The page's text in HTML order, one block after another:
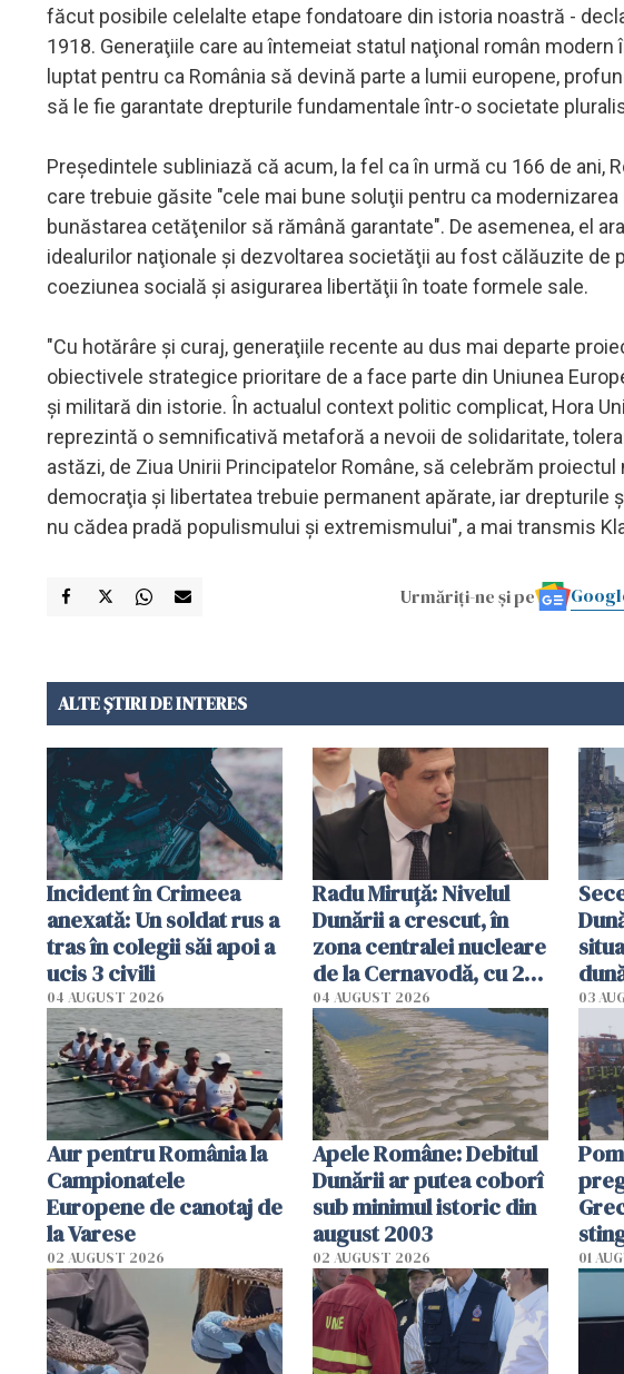
făcut posibile celelalte etape fondatoare din istoria noastră -
1918. Generaţiile care au întemeiat statul naţional român
luptat pentru ca România să devină parte a lumii europene,
să le fie garantate drepturile fundamentale într-o societate
Preşedintele subliniază că acum, la fel ca în urmă cu 166 de ani,
care trebuie găsite "cele mai bune soluţii pentru ca
bunăstarea cetăţenilor să rămână garantate". De asemenea, el
idealurilor naţionale şi dezvoltarea societăţii au fost călăuzite de
coeziunea socială şi asigurarea libertăţii în toate formele sale.
"Cu hotărâre şi curaj, generaţiile recente au dus mai departe
obiectivele strategice prioritare de a face parte din Uniunea
şi militară din istorie. În actualul context politic complicat, Hora
reprezintă o semnificativă metaforă a nevoii de solidaritate,
astăzi, de Ziua Unirii Principatelor Române, să celebrăm
democraţia şi libertatea trebuie permanent apărate, iar
nu cădea pradă populismului şi extremismului", a mai transmis
Urmăriți-ne și pe
ALTE ȘTIRI DE INTERES
Incident în Crimeea
anexată: Un soldat rus a
tras în colegii săi apoi a
ucis 3 civili
04 AUGUST 2026
Radu Miruţă: Nivelul
Dunării a crescut, în
zona centralei nucleare
de la Cernavodă, cu 2
cm faţă de ziua trecută
04 AUGUST 2026
în
03
Aur pentru România la
Campionatele
Europene de canotaj de
la Varese
02 AUGUST 2026
Apele Române: Debitul
Dunării ar putea coborî
sub minimul istoric din
august 2003
02 AUGUST 2026 01